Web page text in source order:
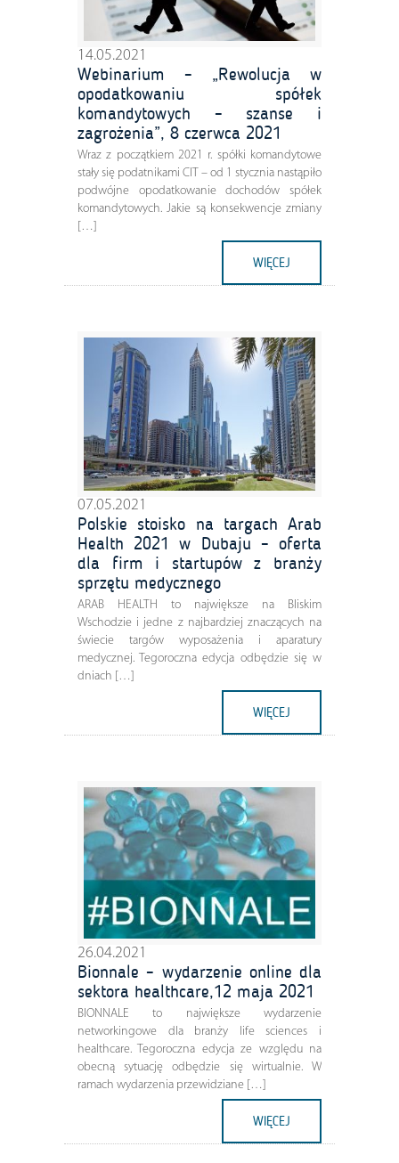
14.05.2021
Webinarium – „Rewolucja w
opodatkowaniu spółek
komandytowych – szanse i
zagrożenia”, 8 czerwca 2021
Wraz z początkiem 2021 r. spółki komandytowe
stały się podatnikami CIT – od 1 stycznia nastąpiło
podwójne opodatkowanie dochodów spółek
komandytowych. Jakie są konsekwencje zmiany
[…]
WIĘCEJ
07.05.2021
Polskie stoisko na targach Arab
Health 2021 w Dubaju – oferta
dla firm i startupów z branży
sprzętu medycznego
ARAB HEALTH to największe na Bliskim
Wschodzie i jedne z najbardziej znaczących na
świecie targów wyposażenia i aparatury
medycznej. Tegoroczna edycja odbędzie się w
dniach […]
WIĘCEJ
26.04.2021
Bionnale – wydarzenie online dla
sektora healthcare,12 maja 2021
BIONNALE to największe wydarzenie
networkingowe dla branży life sciences i
healthcare. Tegoroczna edycja ze względu na
obecną sytuację odbędzie się wirtualnie. W
ramach wydarzenia przewidziane […]
WIĘCEJ